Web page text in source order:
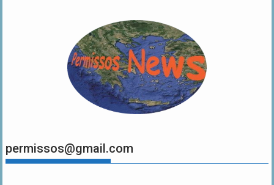
permissos@gmail.com